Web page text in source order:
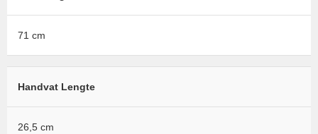
71 cm
Handvat Lengte
26,5 cm